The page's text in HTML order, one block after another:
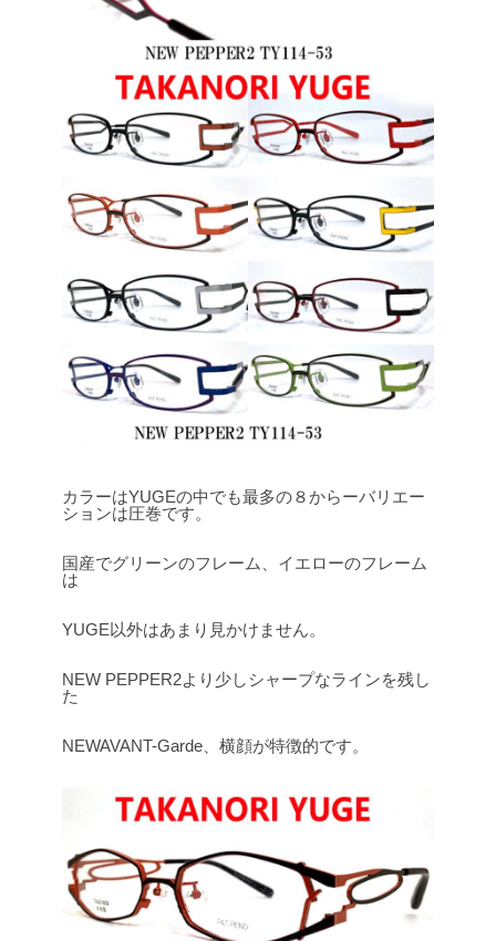
カラーはYUGEの中でも最多の８からーバリエー
ションは圧巻です。
国産でグリーンのフレーム、イエローのフレーム
は
YUGE以外はあまり見かけません。
NEW PEPPER2より少しシャープなラインを残し
た
NEWAVANT-Garde、横顔が特徴的です。